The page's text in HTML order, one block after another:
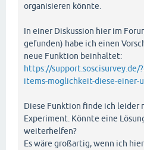
organisieren könnte.
In einer Diskussion hier im
gefunden) habe ich einen
neue Funktion beinhaltet:
https://support.soscisurvey.de/
items-moglichkeit-diese-einer-
Diese Funktion finde ich leider
Experiment. Könnte eine
weiterhelfen?
Es wäre großartig, wenn ich